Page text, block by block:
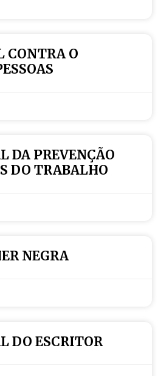
O
DA PREVENÇÃO
DO TRABALHO
NEGRA
DO ESCRITOR